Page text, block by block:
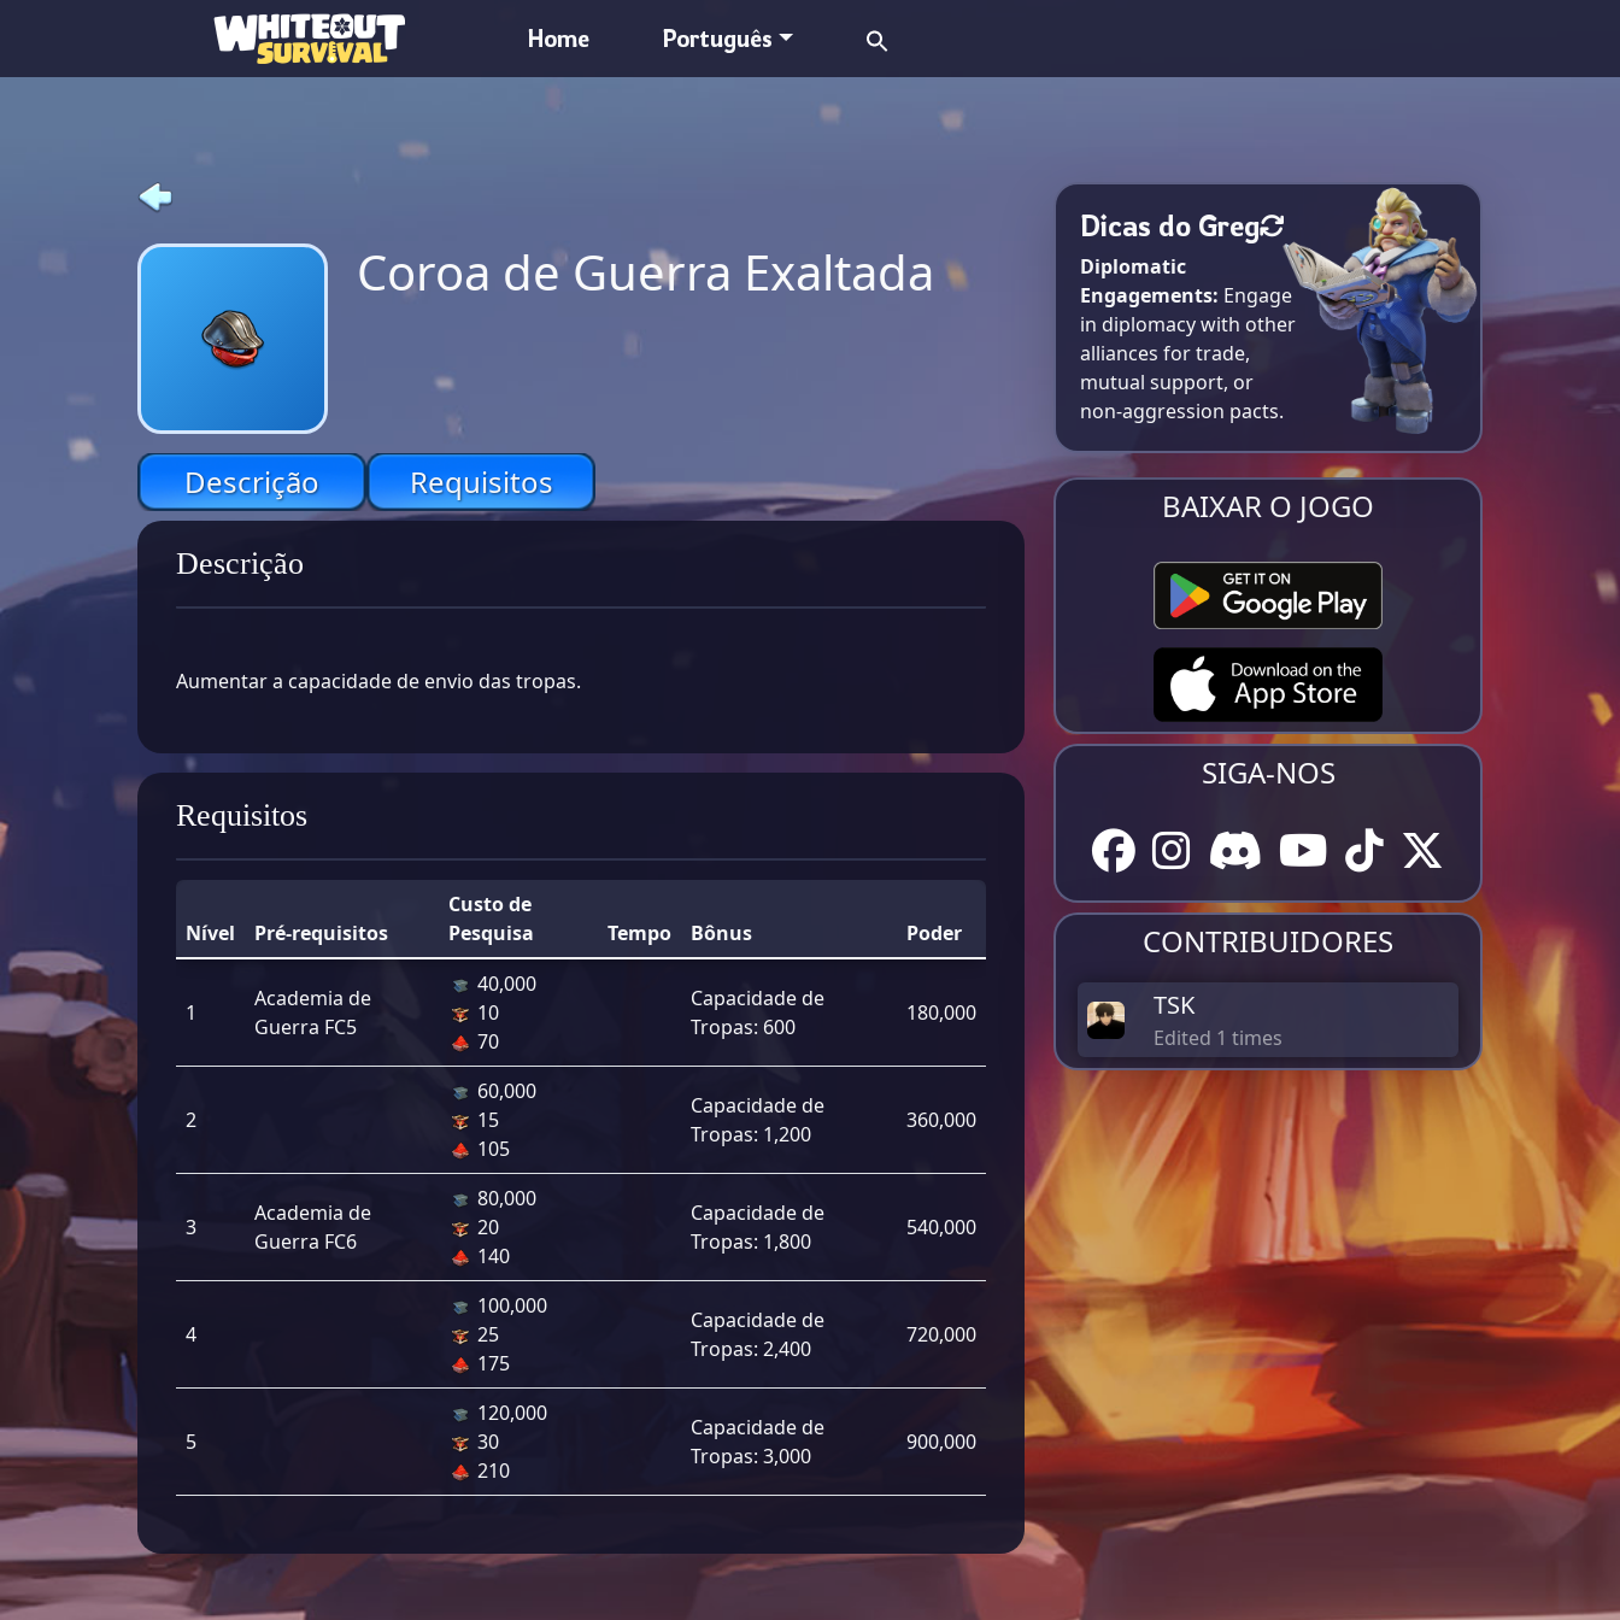
Home Português
Coroa de Guerra Exaltada
Descrição Requisitos
Descrição
Aumentar a capacidade de envio das tropas.
Requisitos
Nível Pré-requisitos
Custo de
Pesquisa
Tempo Bônus Poder
1
Academia de
Guerra FC5
40,000
10
70
Capacidade de
Tropas: 600
180,000
2
60,000
15
105
Capacidade de
Tropas: 1,200
360,000
3
Academia de
Guerra FC6
80,000
20
140
Capacidade de
Tropas: 1,800
540,000
4
100,000
25
175
Capacidade de
Tropas: 2,400
720,000
5
120,000
30
210
Capacidade de
Tropas: 3,000
900,000
Dicas do Greg
Diplomatic
Engagements: Engage
in diplomacy with other
alliances for trade,
mutual support, or
non-aggression pacts.
BAIXAR O JOGO
SIGA-NOS
CONTRIBUIDORES
TSK
Edited 1 times